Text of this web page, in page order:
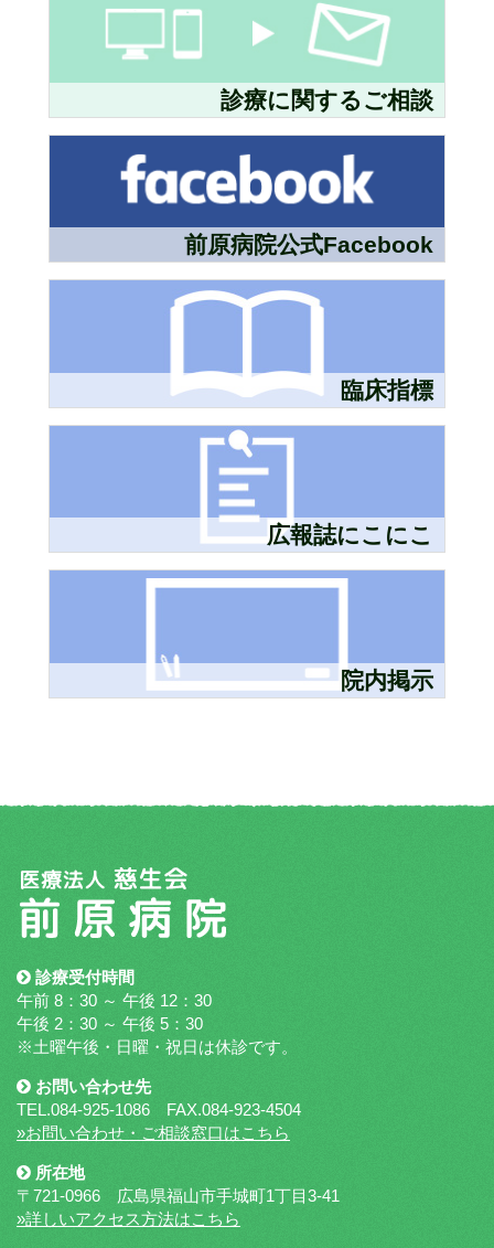
診療に関するご相談
前原病院公式Facebook
臨床指標
広報誌にこにこ
院内掲示
診療受付時間
午前 8：30 ～ 午後 12：30
午後 2：30 ～ 午後 5：30
※土曜午後・日曜・祝日は休診です。
お問い合わせ先
TEL.084-925-1086 FAX.084-923-4504
»お問い合わせ・ご相談窓口はこちら
所在地
〒721-0966 広島県福山市手城町1丁目3-41
»詳しいアクセス方法はこちら